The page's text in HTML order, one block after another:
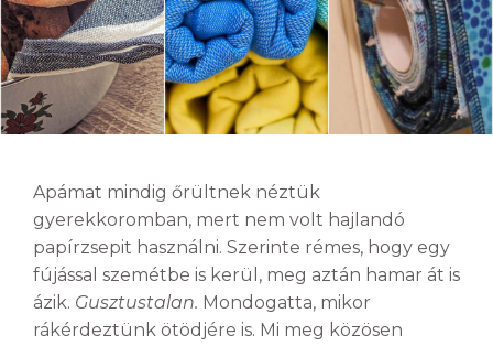
Apámat mindig őrültnek néztük
gyerekkoromban, mert nem volt hajlandó
papírzsepit használni. Szerinte rémes, hogy egy
fújással szemétbe is kerül, meg aztán hamar át is
ázik. Gusztustalan. Mondogatta, mikor
rákérdeztünk ötödjére is. Mi meg közösen